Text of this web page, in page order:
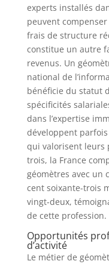
experts installés
peuvent
frais de structure
constitue un autre
revenus. Un
national de
bénéficie du statut
spécificités
dans l’expertise
développent
qui valorisent leurs
trois, la France
géomètres avec un
cent soixante-trois
vingt-deux,
de cette profession.
Opportunités
d’activité
Le métier de